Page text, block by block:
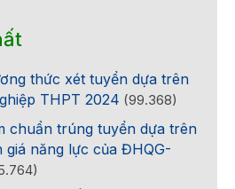
thức xét tuyển dựa trên
THPT 2024 (99.368)
chuẩn trúng tuyển dựa trên
giá năng lực của ĐHQG-